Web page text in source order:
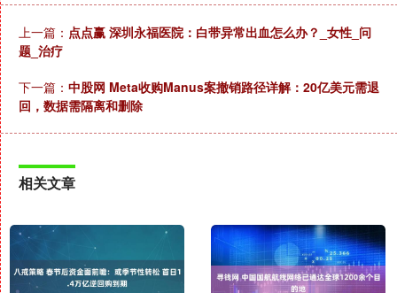
上一篇： 点点赢 深圳永福医院：白带异常出血怎么办？_女性_问
题_治疗
下一篇： 中股网 Meta收购Manus案撤销路径详解：20亿美元需退
回，数据需隔离和删除
相关文章